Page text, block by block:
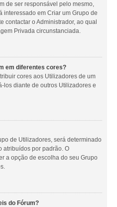
de ser responsável pelo mesmo,
interessado em Criar um Grupo de
contactar o Administrador, ao qual
Privada circunstanciada.
em diferentes cores?
cores aos Utilizadores de um
los diante de outros Utilizadores e
de Utilizadores, será determinado
atribuídos por padrão. O
a opção de escolha do seu Grupo
do Fórum?